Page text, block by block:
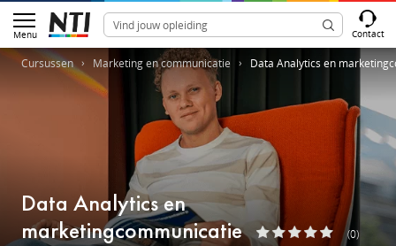
Menu Contact
Cursussen Marketing en communicatie Data Analytics en
Data Analytics en
marketingcommunicatie
(0)